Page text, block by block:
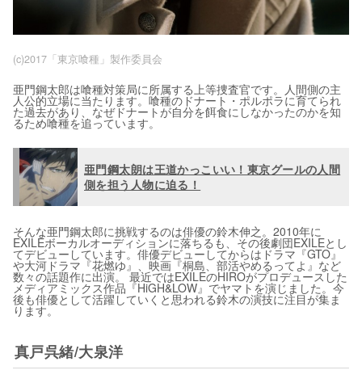
(c)2017「東京喰種」製作委員会
亜門鋼太郎は喰種対策局に所属する上等捜査官です。人間側の主
人公的立場に当たります。喰種のドナート・ポルポラに育てられ
た過去があり、なぜドナートが自分を餌食にしなかったのかを知
るため喰種を追っています。
亜門鋼太朗は王道かっこいい！東京グールの人間
側を担う人物に迫る！
そんな亜門鋼太郎に挑戦するのは俳優の鈴木伸之。2010年に
EXILEボーカルオーディションに落ちるも、その後劇団EXILEとし
てデビューしています。俳優デビューしてからはドラマ『GTO』
や大河ドラマ『花燃ゆ』、映画『桐島、部活やめるってよ』など
数々の話題作に出演。 最近ではEXILEのHIROがプロデュースした
メディアミックス作品『HiGH&LOW』でヤマトを演じました。今
後も俳優として活躍していくと思われる鈴木の演技に注目が集ま
ります。
真戸呉緒/大泉洋